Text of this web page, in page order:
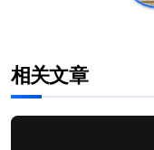
相关文章